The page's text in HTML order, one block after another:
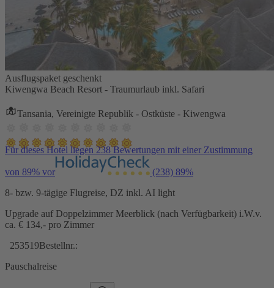
Ausflugspaket geschenkt
Kiwengwa Beach Resort - Traumurlaub inkl. Safari
Tansania, Vereinigte Republik - Ostküste - Kiwengwa
Für dieses Hotel liegen 238 Bewertungen mit einer Zustimmung
von 89% vor (238) 89%
8- bzw. 9-tägige Flugreise, DZ inkl. AI light
Upgrade auf Doppelzimmer Meerblick (nach Verfügbarkeit) i.W.v.
ca. € 134,- pro Zimmer
253519Bestellnr.:
Pauschalreise